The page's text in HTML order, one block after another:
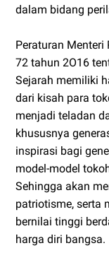
dalam bidang
Peraturan
72 tahun 2O16
Sejarah memiliki
dari kisah para
menjadi teladan
khususnya
inspirasi bagi
model-model
Sehingga akan
patriotisme, serta
bernilai tinggi
harga diri bangsa.